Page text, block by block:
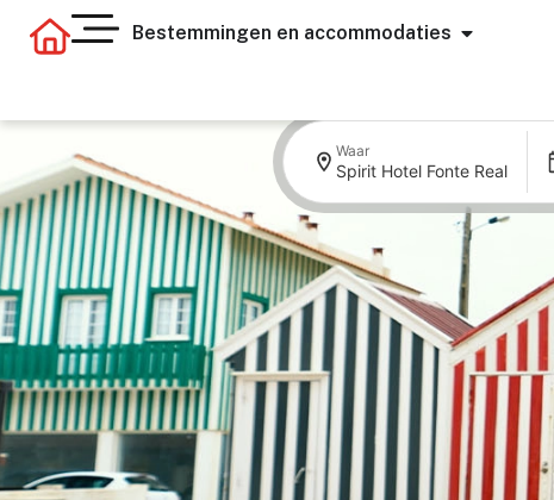
Bestemmingen en accommodaties
Waar
Spirit Hotel Fonte Real